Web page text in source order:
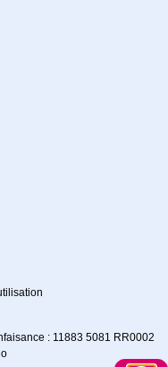
: 11883 5081 RR0002